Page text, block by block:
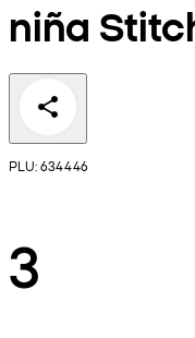
niña
PLU: 634446
3